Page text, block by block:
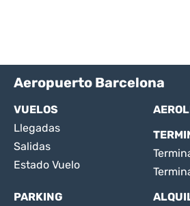
Aeropuerto Barcelona
VUELOS
Llegadas
Salidas
Estado Vuelo
PARKING